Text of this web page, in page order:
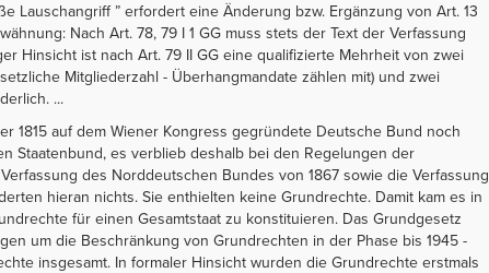
Lauschangriff ” erfordert eine Änderung bzw. Ergänzung von Art. 13
Nach Art. 78, 79 I 1 GG muss stets der Text der Verfassung
Hinsicht ist nach Art. 79 II GG eine qualifizierte Mehrheit von zwei
Mitgliederzahl - Überhangmandate zählen mit) und zwei
...
1815 auf dem Wiener Kongress gegründete Deutsche Bund noch
Staatenbund, es verblieb deshalb bei den Regelungen der
des Norddeutschen Bundes von 1867 sowie die Verfassung
hieran nichts. Sie enthielten keine Grundrechte. Damit kam es in
für einen Gesamtstaat zu konstituieren. Das Grundgesetz
um die Beschränkung von Grundrechten in der Phase bis 1945 -
insgesamt. In formaler Hinsicht wurden die Grundrechte erstmals